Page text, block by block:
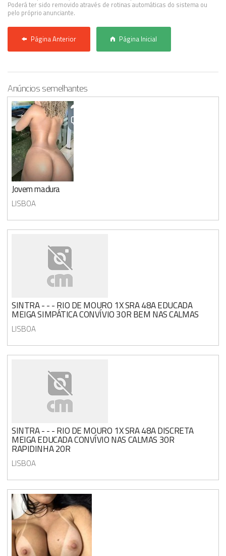
Poderá ter sido removido através de rotinas automáticas do sistema ou
pelo próprio anunciante.
Página Anterior Página Inicial
Anúncios semelhantes
Jovem madura
LISBOA
SINTRA - - - RIO DE MOURO 1X SRA 48A EDUCADA
MEIGA SIMPÁTICA CONVÍVIO 30R BEM NAS CALMAS
LISBOA
SINTRA - - - RIO DE MOURO 1X SRA 48A DISCRETA
MEIGA EDUCADA CONVÍVIO NAS CALMAS 30R
RAPIDINHA 20R
LISBOA